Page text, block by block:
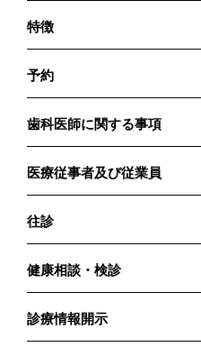
特徴
予約
歯科医師に関する事項
医療従事者及び従業員
往診
健康相談・検診
診療情報開示